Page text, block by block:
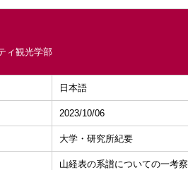
ィ観光学部
日本語
2023/10/06
大学・研究所紀要
山経表の系譜についての一考察